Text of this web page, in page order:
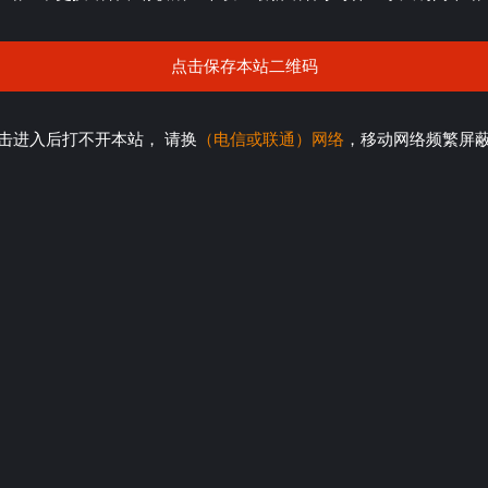
点击保存本站二维码
进入后打不开本站， 请换 （电信或联通）网络 ，移动网络频繁屏